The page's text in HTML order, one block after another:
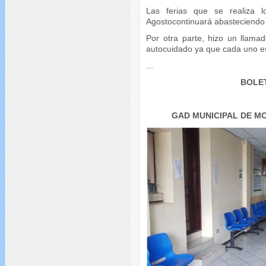
Las ferias que se realiza
Agostocontinuará
Por otra parte, hizo un
autocuidado ya que cada uno
GAD MUNICIPAL DE